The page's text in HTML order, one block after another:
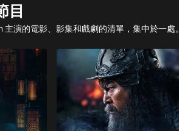
目
演的電影、影集和戲劇的清單，集中於一處。